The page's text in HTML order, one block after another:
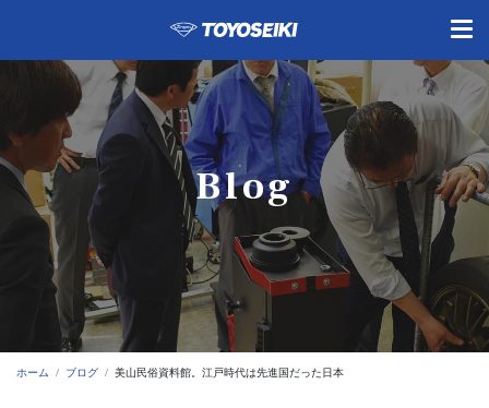
Blog
ホーム ブログ 美山民俗資料館。江戸時代は先進国だった日本